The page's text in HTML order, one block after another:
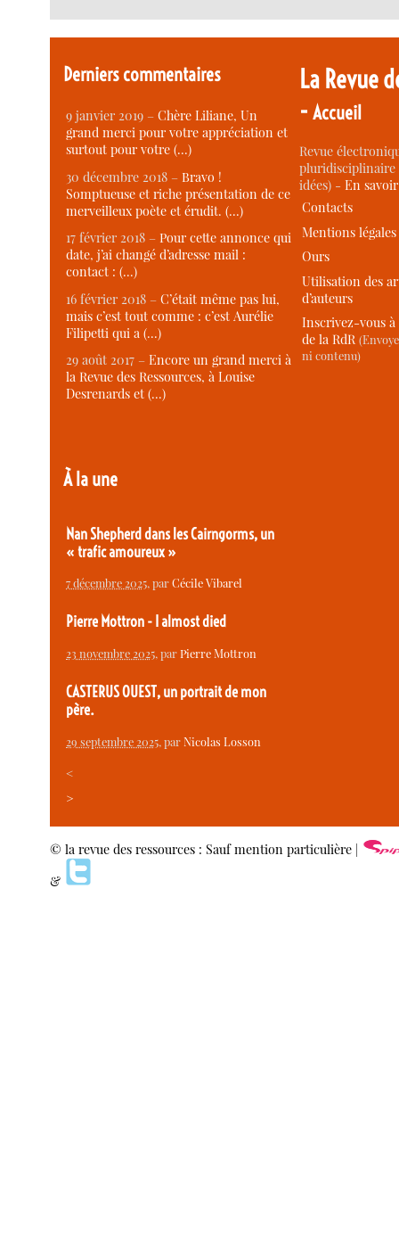
Derniers commentaires
9 janvier 2019 –Chère Liliane, Un
grand merci pour votre appréciation et
surtout pour votre (…)
30 décembre 2018 –Bravo !
Somptueuse et riche présentation de ce
merveilleux poète et érudit. (…)
17 février 2018 –Pour cette annonce qui
date, j’ai changé d’adresse mail :
contact : (…)
16 février 2018 –C’était même pas lui,
mais c’est tout comme : c’est Aurélie
Filipetti qui a (…)
29 août 2017 –Encore un grand merci à
la Revue des Ressources, à Louise
Desrenards et (…)
À la une
Nan Shepherd dans les Cairngorms, un
« trafic amoureux »
7 décembre 2025, parCécile Vibarel
Pierre Mottron - I almost died
23 novembre 2025, parPierre Mottron
CASTERUS OUEST, un portrait de mon
père.
29 septembre 2025, parNicolas Losson
<
>
La Revue
-Accueil
Revue
idées) -En
Contacts
Mentions légales
Ours
Utilisation des
d’auteurs
Inscrivez-vous
de la RdR
ni contenu)
© la revue des ressources : Sauf mention particulière |
&